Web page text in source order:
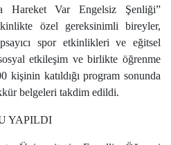
Hareket Var Engelsiz Şenliği”
özel gereksinimli bireyler,
spor etkinlikleri ve eğitsel
etkileşim ve birlikte öğrenme
kişinin katıldığı program sonunda
belgeleri takdim edildi.
YAPILDI